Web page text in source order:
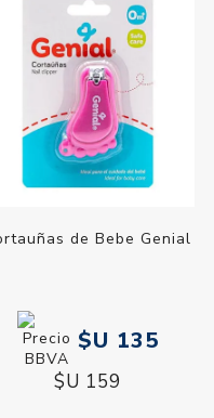
de Bebe Genial
$U 135
$U 159